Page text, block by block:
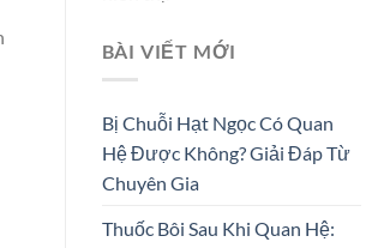
BÀI VIẾT MỚI
Bị Chuỗi Hạt Ngọc Có Quan
Hệ Được Không? Giải Đáp Từ
Chuyên Gia
Thuốc Bôi Sau Khi Quan Hệ: